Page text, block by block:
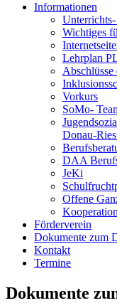
Informationen
Unterrichts-
Wichtiges
Lehrplan
Vorkurs
SoMo-
Donau-
DAA
JeKi
Offene
Förderverein
Dokumente zum
Kontakt
Termine
Dokumente